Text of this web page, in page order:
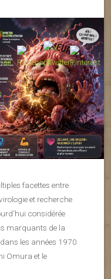
facettes entre
et recherche
considérée
marquants de la
les années 1970
Omura et le